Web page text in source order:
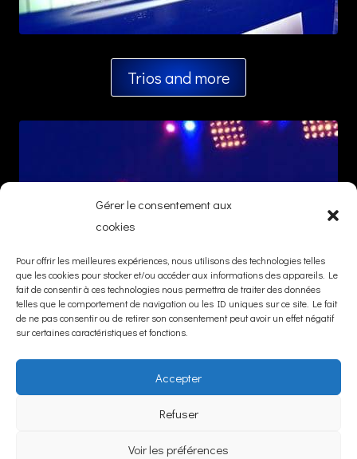
Gérer le consentement aux
cookies
Pour offrir les meilleures expériences, nous utilisons des technologies telles
que les cookies pour stocker et/ou accéder aux informations des appareils. Le
fait de consentir à ces technologies nous permettra de traiter des données
telles que le comportement de navigation ou les ID uniques sur ce site. Le fait
de ne pas consentir ou de retirer son consentement peut avoir un effet négatif
sur certaines caractéristiques et fonctions.
Accepter
Refuser
Voir les préférences
Trios and more
© David Bonnin - Dernière mise à jour : lundi 20